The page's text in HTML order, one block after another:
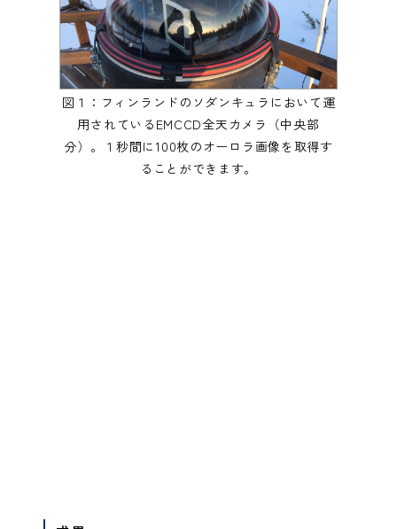
図１：フィンランドのソダンキュラにおいて運
用されているEMCCD全天カメラ（中央部
分）。１秒間に100枚のオーロラ画像を取得す
ることができます。